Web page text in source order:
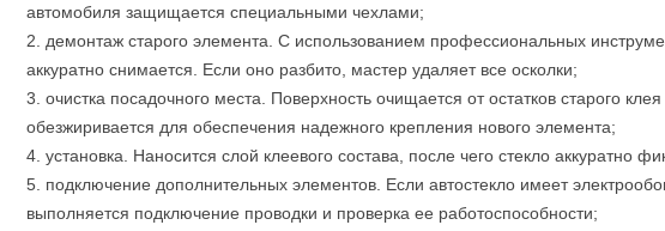
автомобиля защищается специальными чехлами;
демонтаж старого элемента. С использованием профессиональных
аккуратно снимается. Если оно разбито, мастер удаляет все осколки;
очистка посадочного места. Поверхность очищается от остатков старого клея
обезжиривается для обеспечения надежного крепления нового элемента;
установка. Наносится слой клеевого состава, после чего стекло аккуратно
подключение дополнительных элементов. Если автостекло имеет
выполняется подключение проводки и проверка ее работоспособности;